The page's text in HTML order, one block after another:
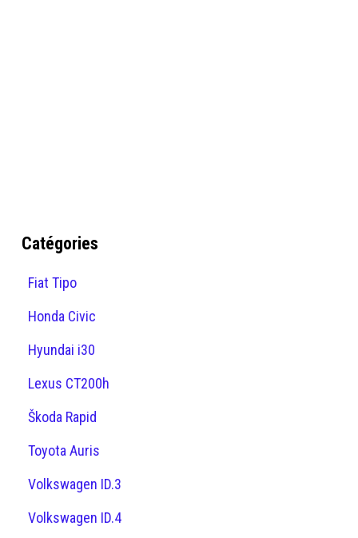
Catégories
Fiat Tipo
Honda Civic
Hyundai i30
Lexus CT200h
Škoda Rapid
Toyota Auris
Volkswagen ID.3
Volkswagen ID.4